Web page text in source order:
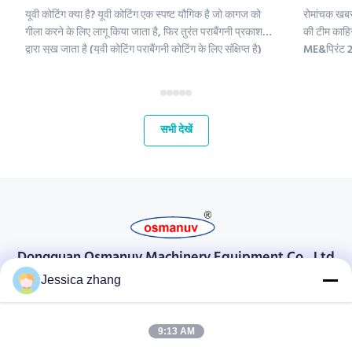
यूवी कोटिंग क्या है? यूवी कोटिंग एक स्पष्ट यौगिक है जो कागज को
गीला करने के लिए लागू किया जाता है, फिर तुरंत पराबैंगनी प्रकाश
द्वारा सूख जाता है (यूवी कोटिंग पराबैंगनी कोटिंग के लिए संक्षिप्त है)
कैओलिनिट शामिल हैं। इन यौगिकों को परिष्कृत क...
रोमांचक
की टीम
ME&प्रिंट
सभी देखें
Dongguan Osmanuv Machinery Equipment Co., Ltd
डोंगगुआन ओस्मानुव मशीनरी उपकरण कं, लिमिटेड
Jessica zhang
9:13 AM